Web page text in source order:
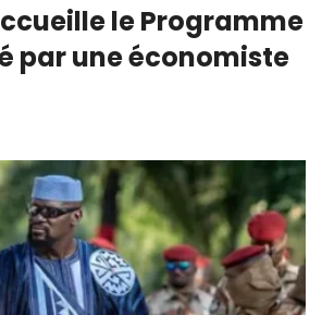
le Programme
par une économiste